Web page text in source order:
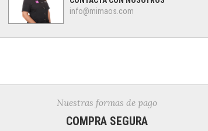
info@mimaos.com
Nuestras formas de pago
COMPRA SEGURA